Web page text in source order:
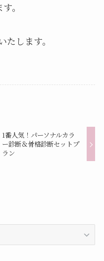
。
します。
1番人気！パーソナルカラ
ー診断＆骨格診断セットプ
ラン